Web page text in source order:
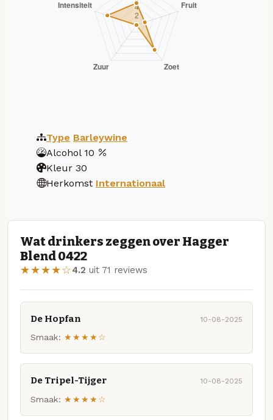
Type Barleywine
Alcohol 10
Kleur 30
Herkomst Internationaal
Wat drinkers zeggen over Hagger
Blend 0422
★★★★☆4.2 uit 71 reviews
De Hopfan 10-08-2025
Smaak: ★★★★☆
De Tripel-Tijger 10-08-2025
Smaak: ★★★★☆